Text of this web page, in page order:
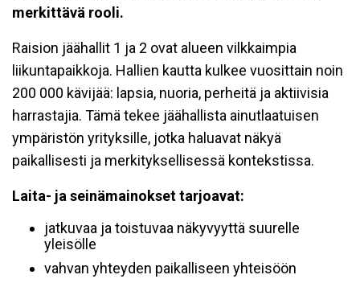
merkittävä rooli.
Raision jäähallit 1 ja 2 ovat alueen vilkkaimpia
liikuntapaikkoja. Hallien kautta kulkee vuosittain noin
200 000 kävijää: lapsia, nuoria, perheitä ja aktiivisia
harrastajia. Tämä tekee jäähallista ainutlaatuisen
ympäristön yrityksille, jotka haluavat näkyä
paikallisesti ja merkityksellisessä kontekstissa.
Laita- ja seinämainokset tarjoavat:
jatkuvaa ja toistuvaa näkyvyyttä suurelle
yleisölle
vahvan yhteyden paikalliseen yhteisöön